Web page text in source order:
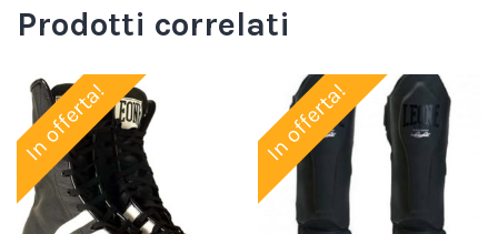
Prodotti correlati
In offerta! In offerta!